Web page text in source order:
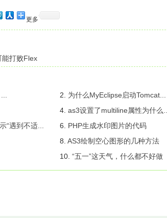
更多
能打败Flex
2. 为什么MyEclipse启动Tomcat...
4. as3设置了multiline属性为什么...
“遇到不适... 6. PHP生成水印图片的代码
8. AS3绘制空心图形的几种方法
10. “五一”这天气，什么都不好做